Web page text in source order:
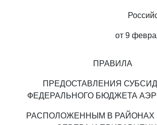
от 9
ПРАВИЛА
ПРЕДОСТАВЛЕНИЯ
ФЕДЕРАЛЬНОГО БЮДЖЕТА
РАСПОЛОЖЕННЫМ В РАЙОНАХ